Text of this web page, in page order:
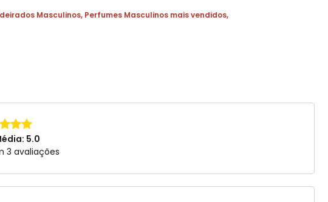
Masculinos, Perfumes Masculinos mais vendidos,
5.0
3 avaliações